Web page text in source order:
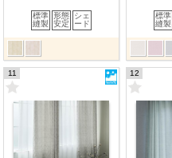
標準
縫製
形態
安定
シェ
ード
標準
縫製
11 12